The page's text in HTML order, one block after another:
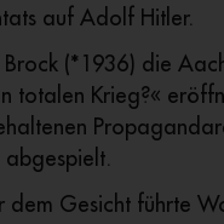
auf Adolf Hitler.
(*1936) die
totalen Krieg?«
dem Gesicht führte